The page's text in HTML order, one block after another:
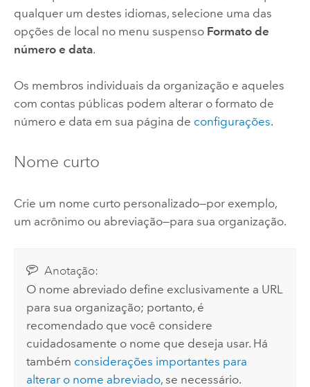
qualquer um destes idiomas, selecione uma das
opções de local no menu suspenso Formato de
número e data.
Os membros individuais da organização e aqueles
com contas públicas podem alterar o formato de
número e data em sua página de configurações.
Nome curto
Crie um nome curto personalizado—por exemplo,
um acrônimo ou abreviação—para sua organização.
Anotação:
O nome abreviado define exclusivamente a URL
para sua organização; portanto, é
recomendado que você considere
cuidadosamente o nome que deseja usar. Há
também considerações importantes para
alterar o nome abreviado, se necessário.